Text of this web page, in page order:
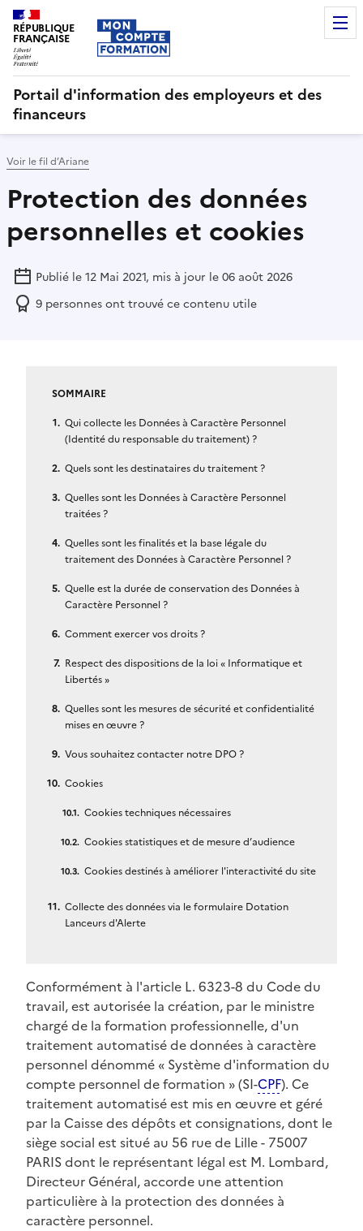
RÉPUBLIQUE
FRANÇAISE
Portail d'information des employeurs et des
financeurs
Voir le fil d’Ariane
Protection des données
personnelles et cookies
Publié le 12 Mai 2021, mis à jour le 06 août 2026
9 personnes ont trouvé ce contenu utile
SOMMAIRE
Qui collecte les Données à Caractère Personnel
(Identité du responsable du traitement) ?
Quels sont les destinataires du traitement ?
Quelles sont les Données à Caractère Personnel
traitées ?
Quelles sont les finalités et la base légale du
traitement des Données à Caractère Personnel ?
Quelle est la durée de conservation des Données à
Caractère Personnel ?
Comment exercer vos droits ?
Respect des dispositions de la loi « Informatique et
Libertés »
Quelles sont les mesures de sécurité et confidentialité
mises en œuvre ?
Vous souhaitez contacter notre DPO ?
Cookies
Cookies techniques nécessaires
Cookies statistiques et de mesure d’audience
Cookies destinés à améliorer l'interactivité du site
Collecte des données via le formulaire Dotation
Lanceurs d'Alerte
Conformément à l'article L. 6323-8 du Code du
travail, est autorisée la création, par le ministre
chargé de la formation professionnelle, d'un
traitement automatisé de données à caractère
personnel dénommé « Système d'information du
compte personnel de formation » (SI-CPF). Ce
traitement automatisé est mis en œuvre et géré
par la Caisse des dépôts et consignations, dont le
siège social est situé au 56 rue de Lille - 75007
PARIS dont le représentant légal est M. Lombard,
Directeur Général, accorde une attention
particulière à la protection des données à
caractère personnel.